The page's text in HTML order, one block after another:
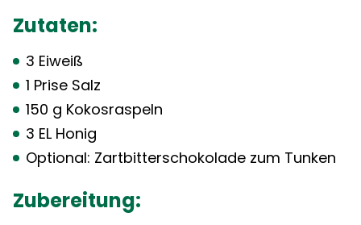
Zutaten:
3 Eiweiß
1 Prise Salz
150 g Kokosraspeln
3 EL Honig
Optional: Zartbitterschokolade zum Tunken
Zubereitung: